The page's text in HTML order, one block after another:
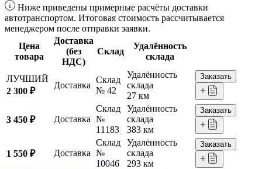
Ниже приведены примерные расчёты доставки
автотранспортом. Итоговая стоимость рассчитывается
менеджером после отправки заявки.
Цена
товара
Доставка
(без
НДС)
Склад
Удалённость
склада
ЛУЧШИЙ
2 300 ₽
Доставка
Склад
№ 42
Удалённость
склада
27 км
Заказать
3 450 ₽ Доставка
Склад
№
11183
Удалённость
склада
383 км
Заказать
1 550 ₽ Доставка
Склад
№
10046
Удалённость
склада
293 км
Заказать